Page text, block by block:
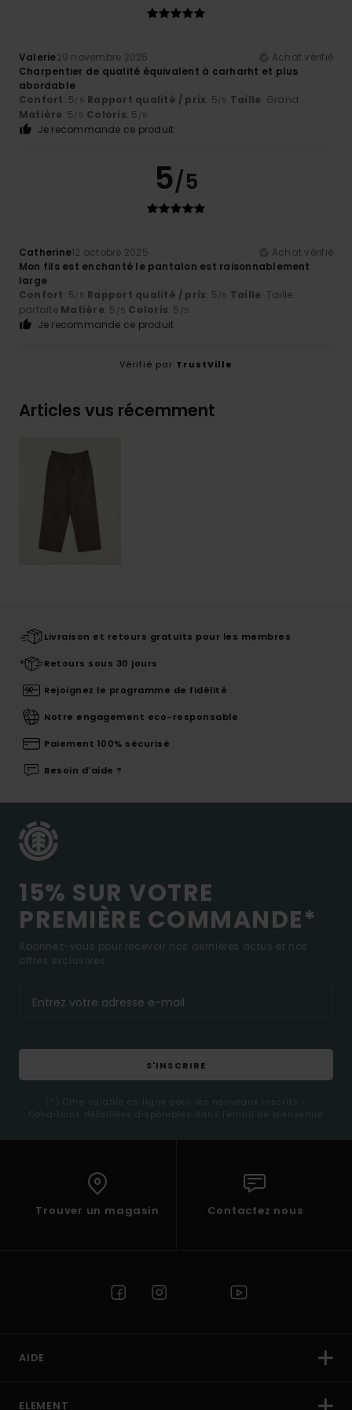
Valerie29 novembre 2025
Achat vérifié
Charpentier de qualité équivalent à carharht et plus
abordable
Confort: 5/5 Rapport qualité / prix: 5/5 Taille: Grand
Matière: 5/5 Coloris: 5 /5
Je recommande ce produit
5/5
Catherine12 octobre 2025
Achat vérifié
Mon fils est enchanté le pantalon est raisonnablement
large
Confort: 5/5 Rapport qualité / prix: 5/5 Taille: Taille
parfaite Matière: 5 /5 Coloris: 5 /5
Je recommande ce produit
Vérifié par TrustVille
Articles vus récemment
Livraison et retours gratuits pour les membres
Retours sous 30 jours
Rejoignez le programme de fidélité
Notre engagement eco-responsable
Paiement 100% sécurisé
Besoin d'aide ?
15% SUR VOTRE
PREMIÈRE COMMANDE*
Abonnez-vous pour recevoir nos dernières actus et nos
offres exclusives.
S'INSCRIRE
(*) Offre valable en ligne pour les nouveaux inscrits -
Conditions détaillées disponibles dans l'email de bienvenue
Trouver un magasin Contactez nous
AIDE
ELEMENT